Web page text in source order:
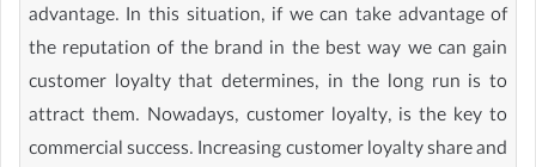
advantage. In this situation, if we can take advantage of
the reputation of the brand in the best way we can gain
customer loyalty that determines, in the long run is to
attract them. Nowadays, customer loyalty, is the key to
commercial success. Increasing customer loyalty share and